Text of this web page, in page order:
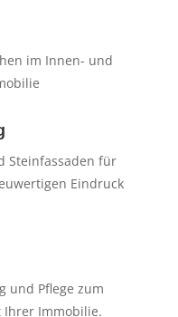
im Innen- und
Steinfassaden für
Eindruck
und Pflege zum
Immobilie.